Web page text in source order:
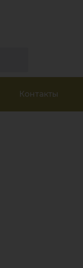
Контакты